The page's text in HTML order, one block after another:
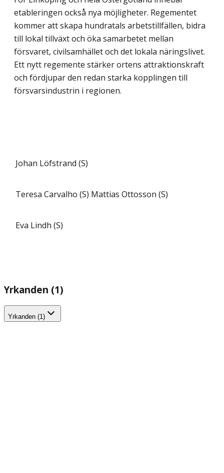
etableringen också nya möjligheter. Regementet
kommer att skapa hundratals arbetstillfällen, bidra
till lokal tillväxt och öka samarbetet mellan
försvaret, civilsamhället och det lokala näringslivet.
Ett nytt regemente stärker ortens attraktionskraft
och fördjupar den redan starka kopplingen till
försvarsindustrin i regionen.
Johan Löfstrand (S)
Teresa Carvalho (S) Mattias Ottosson (S)
Eva Lindh (S)
Yrkanden (1)
Yrkanden (1)